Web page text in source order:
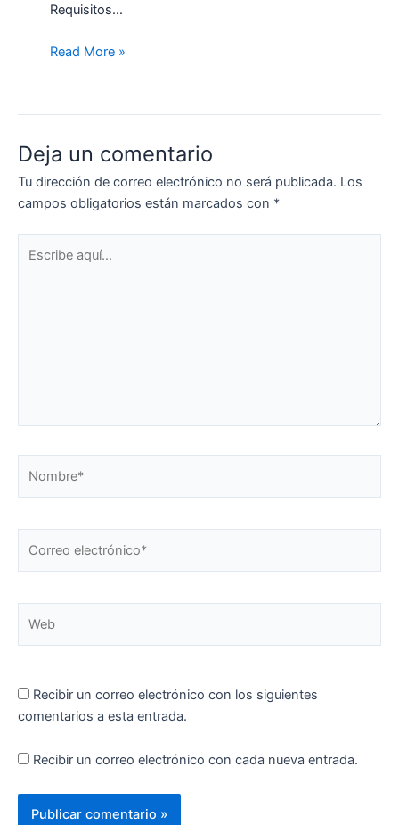
Requisitos…
Read More »
Deja un comentario
Tu dirección de correo electrónico no será publicada. Los
campos obligatorios están marcados con *
aquí...
electrónico*
Recibir un correo electrónico con los siguientes
comentarios a esta entrada.
Recibir un correo electrónico con cada nueva entrada.